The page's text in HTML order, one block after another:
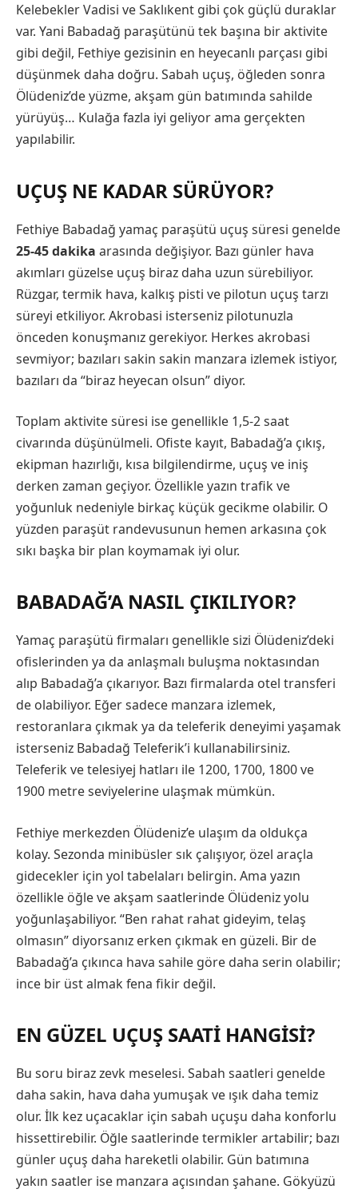
Kelebekler Vadisi ve Saklıkent gibi çok güçlü duraklar
var. Yani Babadağ paraşütünü tek başına bir aktivite
gibi değil, Fethiye gezisinin en heyecanlı parçası gibi
düşünmek daha doğru. Sabah uçuş, öğleden sonra
Ölüdeniz’de yüzme, akşam gün batımında sahilde
yürüyüş… Kulağa fazla iyi geliyor ama gerçekten
yapılabilir.
UÇUŞ NE KADAR SÜRÜYOR?
Fethiye Babadağ yamaç paraşütü uçuş süresi genelde
25-45 dakika arasında değişiyor. Bazı günler hava
akımları güzelse uçuş biraz daha uzun sürebiliyor.
Rüzgar, termik hava, kalkış pisti ve pilotun uçuş tarzı
süreyi etkiliyor. Akrobasi isterseniz pilotunuzla
önceden konuşmanız gerekiyor. Herkes akrobasi
sevmiyor; bazıları sakin sakin manzara izlemek istiyor,
bazıları da “biraz heyecan olsun” diyor.
Toplam aktivite süresi ise genellikle 1,5-2 saat
civarında düşünülmeli. Ofiste kayıt, Babadağ’a çıkış,
ekipman hazırlığı, kısa bilgilendirme, uçuş ve iniş
derken zaman geçiyor. Özellikle yazın trafik ve
yoğunluk nedeniyle birkaç küçük gecikme olabilir. O
yüzden paraşüt randevusunun hemen arkasına çok
sıkı başka bir plan koymamak iyi olur.
BABADAĞ’A NASIL ÇIKILIYOR?
Yamaç paraşütü firmaları genellikle sizi Ölüdeniz’deki
ofislerinden ya da anlaşmalı buluşma noktasından
alıp Babadağ’a çıkarıyor. Bazı firmalarda otel transferi
de olabiliyor. Eğer sadece manzara izlemek,
restoranlara çıkmak ya da teleferik deneyimi yaşamak
isterseniz Babadağ Teleferik’i kullanabilirsiniz.
Teleferik ve telesiyej hatları ile 1200, 1700, 1800 ve
1900 metre seviyelerine ulaşmak mümkün.
Fethiye merkezden Ölüdeniz’e ulaşım da oldukça
kolay. Sezonda minibüsler sık çalışıyor, özel araçla
gidecekler için yol tabelaları belirgin. Ama yazın
özellikle öğle ve akşam saatlerinde Ölüdeniz yolu
yoğunlaşabiliyor. “Ben rahat rahat gideyim, telaş
olmasın” diyorsanız erken çıkmak en güzeli. Bir de
Babadağ’a çıkınca hava sahile göre daha serin olabilir;
ince bir üst almak fena fikir değil.
EN GÜZEL UÇUŞ SAATI HANGISI?
Bu soru biraz zevk meselesi. Sabah saatleri genelde
daha sakin, hava daha yumuşak ve ışık daha temiz
olur. İlk kez uçacaklar için sabah uçuşu daha konforlu
hissettirebilir. Öğle saatlerinde termikler artabilir; bazı
günler uçuş daha hareketli olabilir. Gün batımına
yakın saatler ise manzara açısından şahane. Gökyüzü